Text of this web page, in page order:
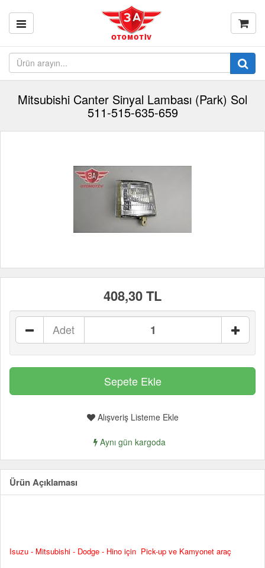
Mitsubishi Canter Sinyal Lambası (Park) Sol
511-515-635-659
408,30 TL
Adet
Alışveriş Listeme Ekle
Aynı gün kargoda
Ürün Açıklaması
Isuzu - Mitsubishi - Dodge - Hino için Pick-up ve Kamyonet araç